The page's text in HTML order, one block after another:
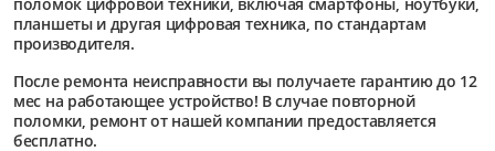
планшеты и другая цифровая техника, по стандартам
производителя.
После ремонта неисправности вы получаете гарантию до 12
мес на работающее устройство! В случае повторной
поломки, ремонт от нашей компании предоставляется
бесплатно.